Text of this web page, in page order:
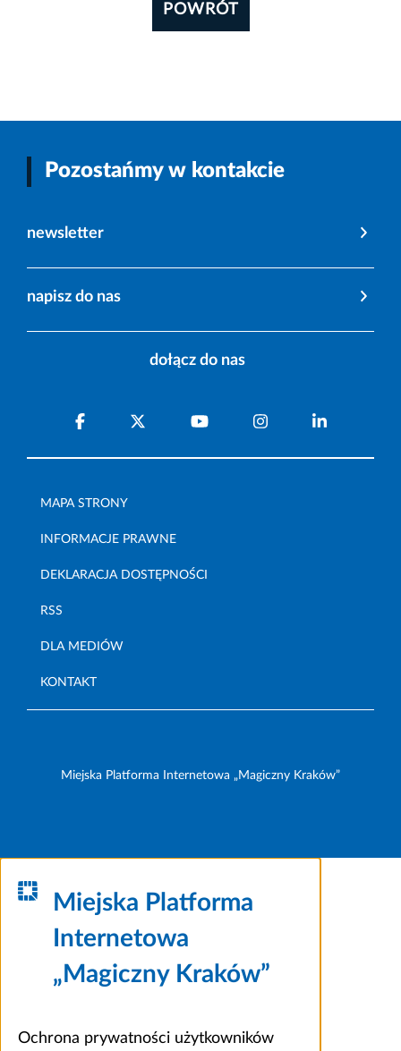
POWRÓT
Pozostańmy w kontakcie
newsletter
napisz do nas
dołącz do nas
MAPA STRONY
INFORMACJE PRAWNE
DEKLARACJA DOSTĘPNOŚCI
RSS
DLA MEDIÓW
KONTAKT
Miejska Platforma Internetowa „Magiczny Kraków”
Miejska Platforma
Internetowa
„Magiczny Kraków”
Ochrona prywatności użytkowników